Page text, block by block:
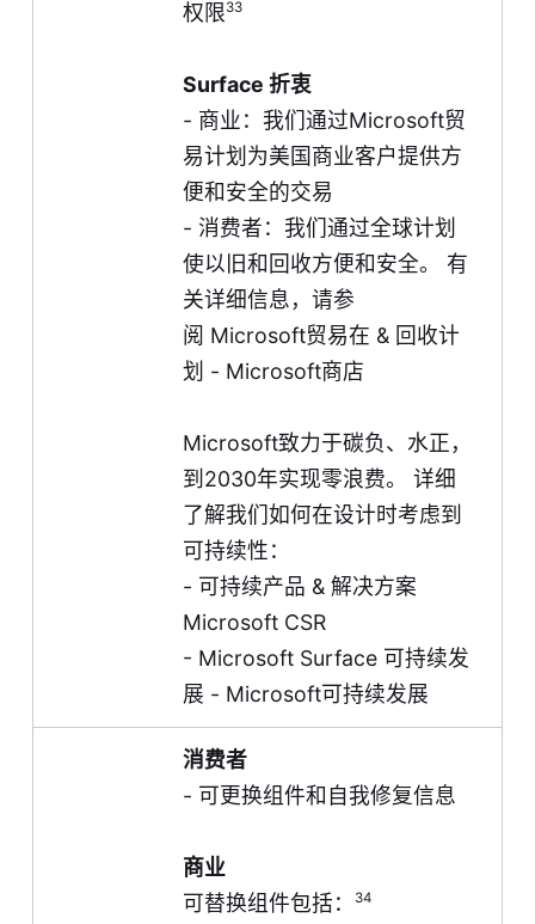
权限33
Surface 折衷
- 商业：我们通过Microsoft贸
易计划 为美国商业客户提供方
便和安全的交易
- 消费者：我们通过全球计划
使以旧和回收方便和安全。 有
关详细信息，请参
阅 Microsoft贸易在 & 回收计
划 - Microsoft商店
Microsoft致力于碳负、水正，
到2030年实现零浪费。 详细
了解我们如何在设计时考虑到
可持续性：
- 可持续产品 & 解决方案
Microsoft CSR
- Microsoft Surface 可持续发
展 - Microsoft可持续发展
消费者
- 可更换组件和自我修复信息
商业
可替换组件包括：
34